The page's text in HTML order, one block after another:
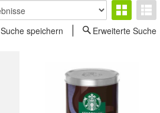
Suche speichern
Erweiterte Suche